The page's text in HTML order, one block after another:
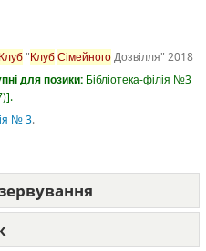
Клуб"КлубСімейногоДозвілля" 2018
для позики: Бібліотека-філія №3
.
№ 3.